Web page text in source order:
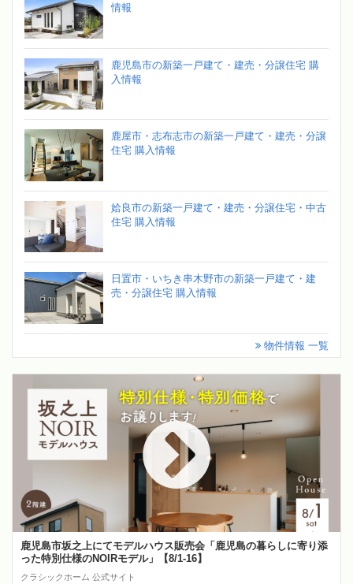
情報
鹿児島市の新築一戸建て・建売・分譲住宅 購
入情報
鹿屋市・志布志市の新築一戸建て・建売・分譲
住宅 購入情報
姶良市の新築一戸建て・建売・分譲住宅・中古
住宅 購入情報
日置市・いちき串木野市の新築一戸建て・建
売・分譲住宅 購入情報
物件情報 一覧
鹿児島市坂之上にてモデルハウス販売会「鹿児島の暮らしに寄り添
った特別仕様のNOIRモデル」【8/1-16】
クラシックホーム 公式サイト